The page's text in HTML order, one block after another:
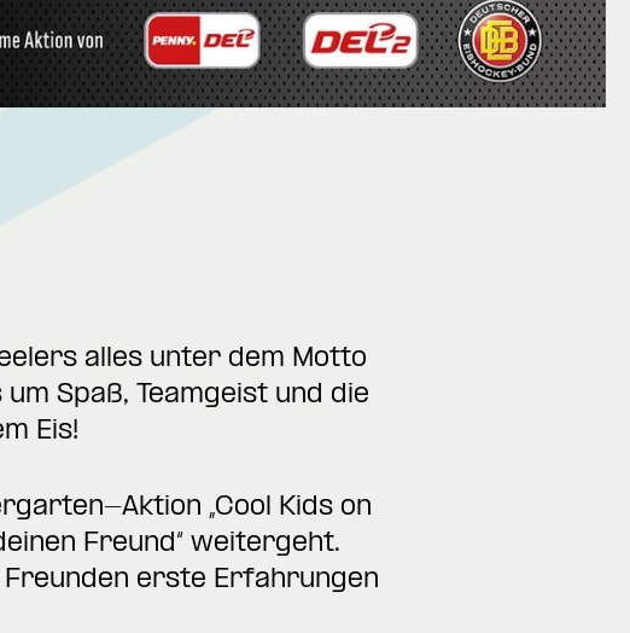
alles unter dem Motto
um Spaß, Teamgeist und die
Eis!
Aktion „Cool Kids on
Freund“ weitergeht.
erste Erfahrungen